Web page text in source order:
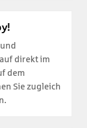
direkt im
dem
Sie zugleich